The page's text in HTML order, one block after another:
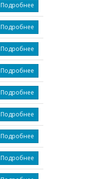
Подробнее
Подробнее
Подробнее
Подробнее
Подробнее
Подробнее
Подробнее
Подробнее